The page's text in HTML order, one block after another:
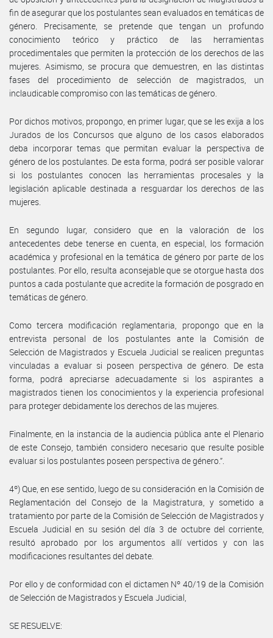
fin de asegurar que los postulantes sean evaluados en temáticas de
género. Precisamente, se pretende que tengan un profundo
conocimiento teórico y práctico de las herramientas
procedimentales que permiten la protección de los derechos de las
mujeres. Asimismo, se procura que demuestren, en las distintas
fases del procedimiento de selección de magistrados, un
inclaudicable compromiso con las temáticas de género.
Por dichos motivos, propongo, en primer lugar, que se les exija a los
Jurados de los Concursos que alguno de los casos elaborados
deba incorporar temas que permitan evaluar la perspectiva de
género de los postulantes. De esta forma, podrá ser posible valorar
si los postulantes conocen las herramientas procesales y la
legislación aplicable destinada a resguardar los derechos de las
mujeres.
En segundo lugar, considero que en la valoración de los
antecedentes debe tenerse en cuenta, en especial, los formación
académica y profesional en la temática de género por parte de los
postulantes. Por ello, resulta aconsejable que se otorgue hasta dos
puntos a cada postulante que acredite la formación de posgrado en
temáticas de género.
Como tercera modificación reglamentaria, propongo que en la
entrevista personal de los postulantes ante la Comisión de
Selección de Magistrados y Escuela Judicial se realicen preguntas
vinculadas a evaluar si poseen perspectiva de género. De esta
forma, podrá apreciarse adecuadamente si los aspirantes a
magistrados tienen los conocimientos y la experiencia profesional
para proteger debidamente los derechos de las mujeres.
Finalmente, en la instancia de la audiencia pública ante el Plenario
de este Consejo, también considero necesario que resulte posible
evaluar si los postulantes poseen perspectiva de género.”.
4º) Que, en ese sentido, luego de su consideración en la Comisión de
Reglamentación del Consejo de la Magistratura, y sometido a
tratamiento por parte de la Comisión de Selección de Magistrados y
Escuela Judicial en su sesión del día 3 de octubre del corriente,
resultó aprobado por los argumentos allí vertidos y con las
modificaciones resultantes del debate.
Por ello y de conformidad con el dictamen Nº 40/19 de la Comisión
de Selección de Magistrados y Escuela Judicial,
SE RESUELVE: